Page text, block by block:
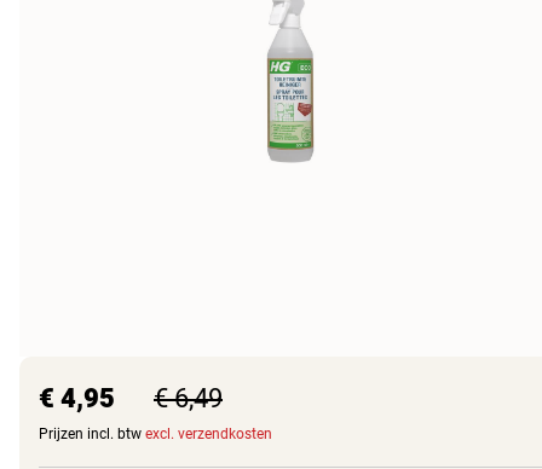
€ 4,95 € 6,49
Prijzen incl. btw excl. verzendkosten